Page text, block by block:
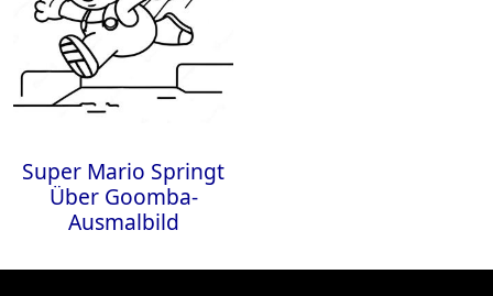
Super Mario Springt
Über Goomba-
Ausmalbild